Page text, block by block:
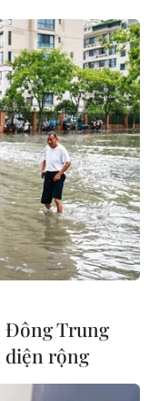
Đông Trung
diện rộng